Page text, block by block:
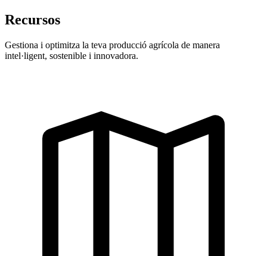
Recursos
Gestiona i optimitza la teva producció agrícola de manera
intel·ligent, sostenible i innovadora.